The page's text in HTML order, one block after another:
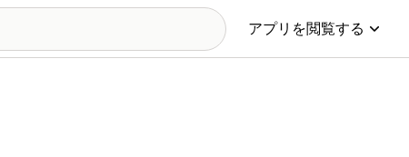
アプリを閲覧する